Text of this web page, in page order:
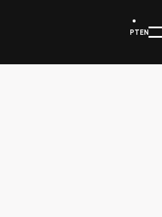
PTEN